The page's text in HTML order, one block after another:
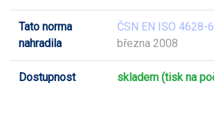
Tato norma
nahradila
ČSN EN ISO 4628-6
března 2008
Dostupnost skladem (tisk na